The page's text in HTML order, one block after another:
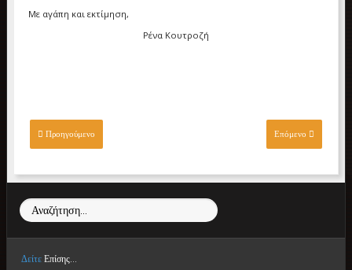
Με αγάπη και εκτίμηση,
Ρένα Κουτροζή
Προηγούμενο Επόμενο
Αναζήτηση...
Δείτε Επίσης...